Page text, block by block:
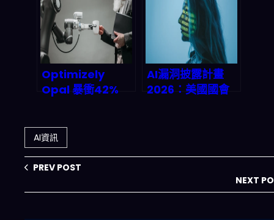
重估怎麼看
（2026觀點）
禦格局？
Optimizely
Opal 暴衝42%
如何改寫企業自動
化遊戲規則
AI漏洞披露計畫
2026：美國國會
AI資訊
PREV POST
NEXT